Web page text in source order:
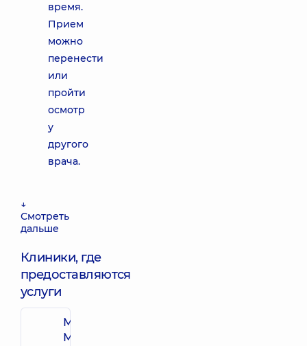
время.
Прием
можно
перенести
или
пройти
осмотр
у
другого
врача.
↓
Смотреть
дальше
Клиники, где
предоставляются
услуги
Многопрофильный
Медицинский